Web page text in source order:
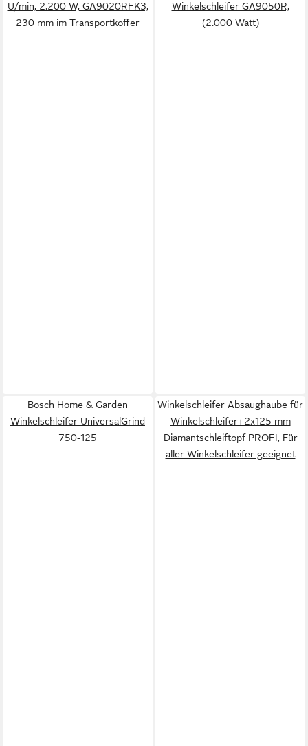
U/min, 2.200 W, GA9020RFK3,
230 mm im Transportkoffer
Winkelschleifer GA9050R,
(2.000 Watt)
Bosch Home & Garden
Winkelschleifer UniversalGrind
750-125
Winkelschleifer Absaughaube für
Winkelschleifer+2x125 mm
Diamantschleiftopf PROFI, Für
aller Winkelschleifer geeignet